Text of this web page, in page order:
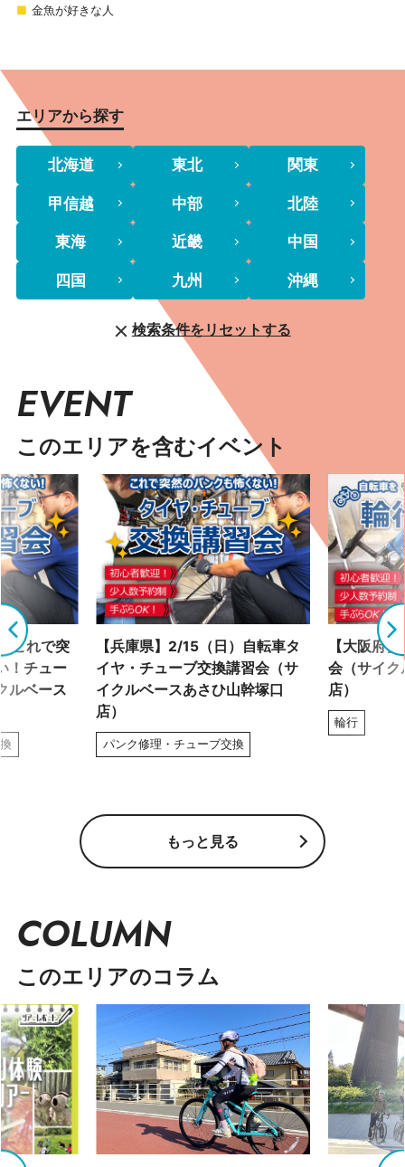
金魚が好きな人
エリアから探す
北海道 東北 関東
甲信越 中部 北陸
東海 近畿 中国
四国 九州 沖縄
検索条件をリセットする
EVENT
このエリアを含むイベント
これで突
！チュー
ルベース
【兵庫県】2/15（日）自転車タ
イヤ・チューブ交換講習会（サ
イクルベースあさひ山幹塚口
店）
パンク修理・チューブ交換
【大阪府
会（サイク
店）
輪行
もっと見る
COLUMN
このエリアのコラム